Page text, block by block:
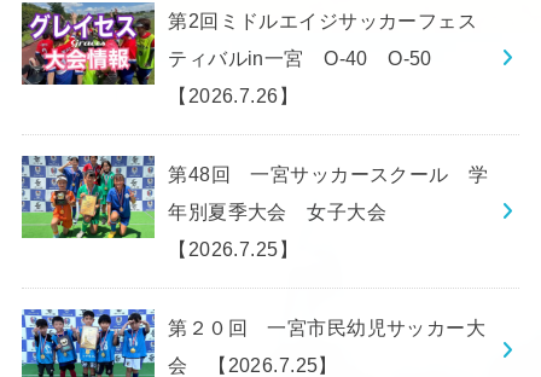
第2回ミドルエイジサッカーフェス
ティバルin一宮 O-40 O-50
【2026.7.26】
第48回 一宮サッカースクール 学
年別夏季大会 女子大会
【2026.7.25】
第２０回 一宮市民幼児サッカー大
会 【2026.7.25】